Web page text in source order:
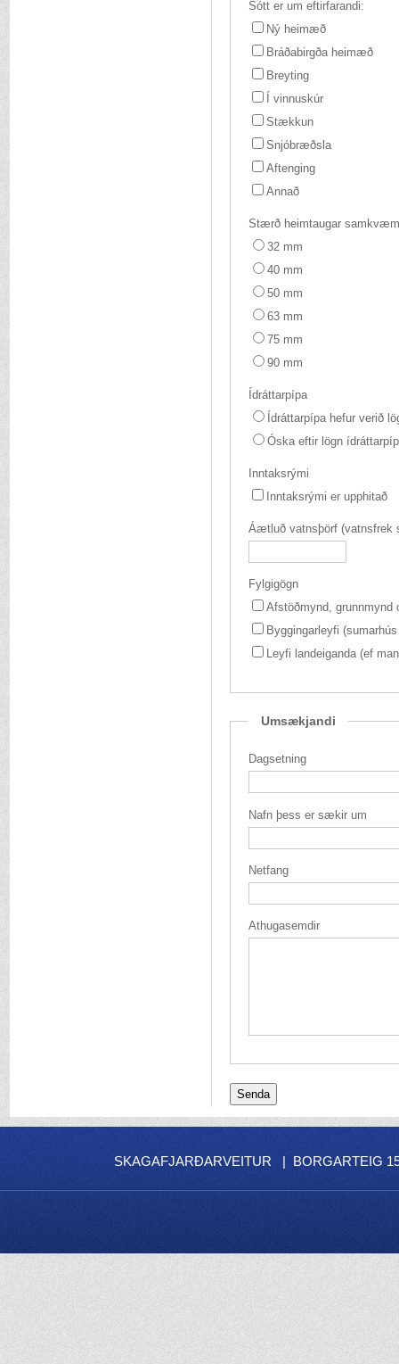
Sótt er um eftirfarandi:
Ný heimæð
Bráðabirgða heimæð
Breyting
Í vinnuskúr
Stækkun
Snjóbræðsla
Aftenging
Annað
Stærð heimtaugar
32 mm
40 mm
50 mm
63 mm
75 mm
90 mm
Ídráttarpípa
Ídráttarpípa hefur verið
Óska eftir lögn
Inntaksrými
Inntaksrými er upphitað
Fylgigögn
Afstöðmynd, grunnmynd
Byggingarleyfi
Leyfi landeiganda (ef
Umsækjandi
Dagsetning
Nafn þess er sækir um
Netfang
Athugasemdir
SKAGAFJARÐARVEITUR | BORGARTEIG